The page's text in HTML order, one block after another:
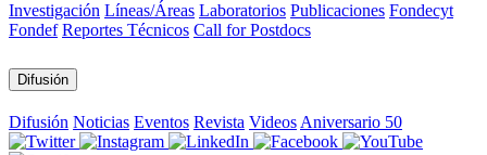
Investigación Líneas/Áreas Laboratorios Publicaciones Fondecyt
Fondef Reportes Técnicos Call for Postdocs
Difusión
Difusión Noticias Eventos Revista Videos Aniversario 50